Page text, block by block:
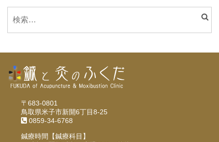
〒683-0801
鳥取県米子市新開6丁目8-25
0859-34-6768
鍼療時間【鍼療科目】